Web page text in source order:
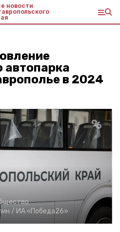
новости
автопарка
в 2024
/ ИА «Победа26»